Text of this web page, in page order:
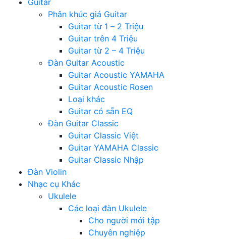
Guitar
Phân khúc giá Guitar
Guitar từ 1 – 2 Triệu
Guitar trên 4 Triệu
Guitar từ 2 – 4 Triệu
Đàn Guitar Acoustic
Guitar Acoustic YAMAHA
Guitar Acoustic Rosen
Loại khác
Guitar có sẵn EQ
Đàn Guitar Classic
Guitar Classic Việt
Guitar YAMAHA Classic
Guitar Classic Nhập
Đàn Violin
Nhạc cụ Khác
Ukulele
Các loại đàn Ukulele
Cho người mới tập
Chuyên nghiệp